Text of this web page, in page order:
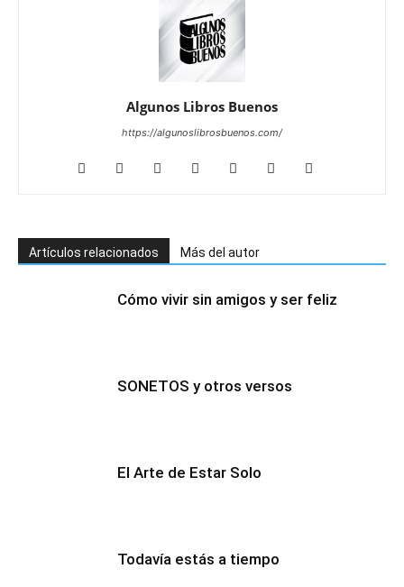
Algunos Libros Buenos
https://algunoslibrosbuenos.com/
Artículos relacionados Más del autor
Cómo vivir sin amigos y ser feliz
SONETOS y otros versos
El Arte de Estar Solo
Todavía estás a tiempo